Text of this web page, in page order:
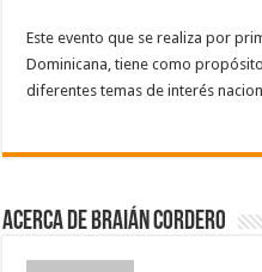
Este evento que se realiza por
Dominicana, tiene como
diferentes temas de interés
Acerca de Braián Cordero